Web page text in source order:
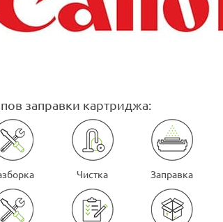
заправки картриджа:
Чистка Заправка